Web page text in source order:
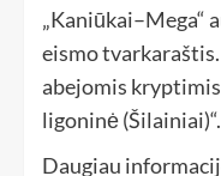
„Kaniūkai–Mega“
eismo
abejomis
ligoninė (Šilainiai)“.
Daugiau